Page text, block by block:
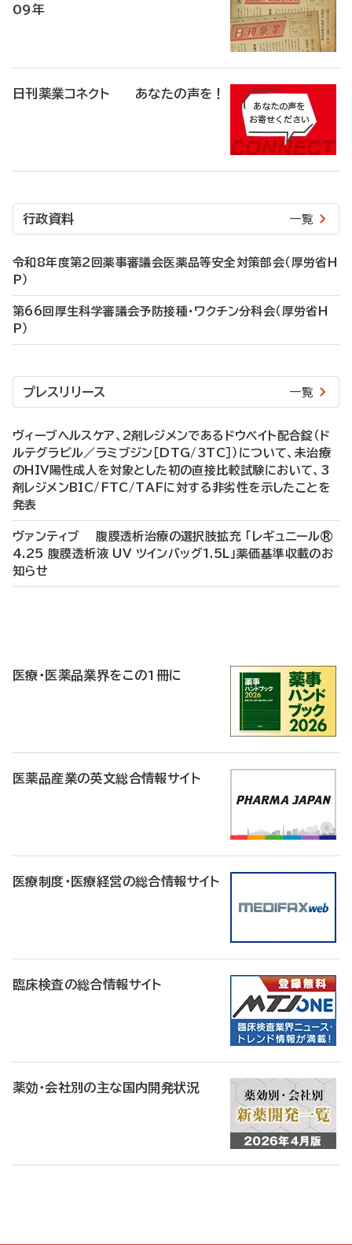
09年
日刊薬業コネクト あなたの声を！
行政資料 一覧
令和8年度第2回薬事審議会医薬品等安全対策部会（厚労省H
P）
第66回厚生科学審議会予防接種・ワクチン分科会（厚労省H
P）
プレスリリース 一覧
ヴィーブヘルスケア、2剤レジメンであるドウベイト配合錠（ド
ルテグラビル／ラミブジン［DTG/3TC］）について、未治療
のHIV陽性成人を対象とした初の直接比較試験において、3
剤レジメンBIC/FTC/TAFに対する非劣性を示したことを
発表
ヴァンティブ 腹膜透析治療の選択肢拡充 「レギュニール®
4.25 腹膜透析液 UV ツインバッグ1.5L」薬価基準収載のお
知らせ
医療・医薬品業界をこの1冊に
医薬品産業の英文総合情報サイト
医療制度・医療経営の総合情報サイト
臨床検査の総合情報サイト
薬効・会社別の主な国内開発状況